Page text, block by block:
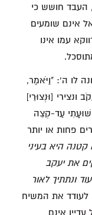
העבד חושש כי
אינם שומעים
עמו אינו
לו ה': "וַיֹּאמֶר,
[וּנְצוּרֵי]
עַד-קְצֵה
פחות או יותר
קטנה היא בעיני
את יעקב
ונתתיך לאור
את המשיח
אינם